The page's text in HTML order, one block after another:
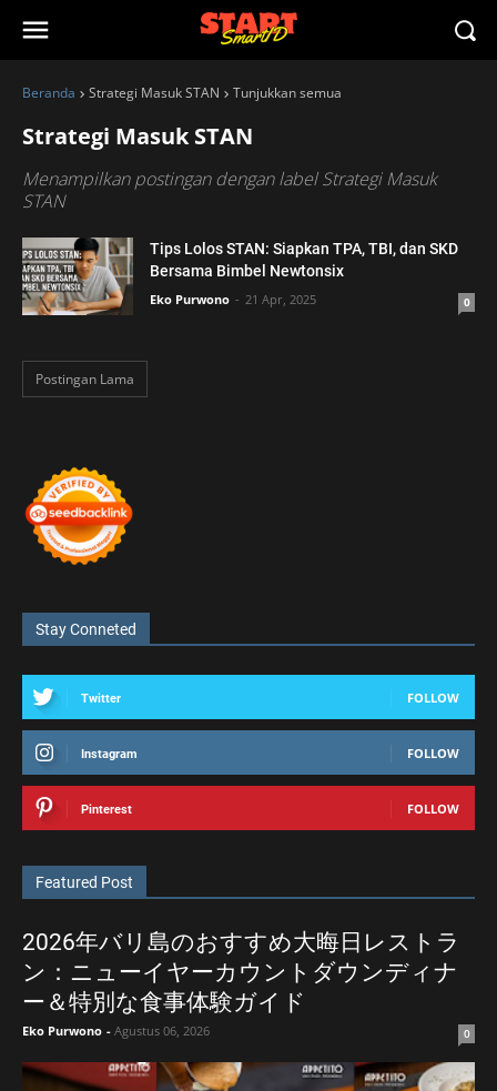
Beranda Strategi Masuk STAN Tunjukkan semua
Strategi Masuk STAN
Menampilkan postingan dengan labelStrategi Masuk
STAN
Tips Lolos STAN: Siapkan TPA, TBI, dan SKD
Bersama Bimbel Newtonsix
Eko Purwono 21 Apr, 2025 0
Postingan Lama
Stay Conneted
Twitter FOLLOW
Instagram FOLLOW
Pinterest FOLLOW
Featured Post
2026年バリ島のおすすめ大晦日レストラ
ン：ニューイヤーカウントダウンディナ
ー＆特別な食事体験ガイド
Eko Purwono - Agustus 06, 2026 0